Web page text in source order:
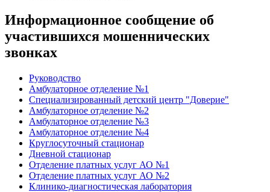
Информационное сообщение об
участившихся мошеннических
звонках
Руководство
Амбулаторное отделение №1
Специализированный детский центр "Доверие"
Амбулаторное отделение №2
Амбулаторное отделение №3
Амбулаторное отделение №4
Круглосуточный стационар
Дневной стационар
Отделение платных услуг АО №1
Отделение платных услуг АО №2
Клинико-диагностическая лаборатория